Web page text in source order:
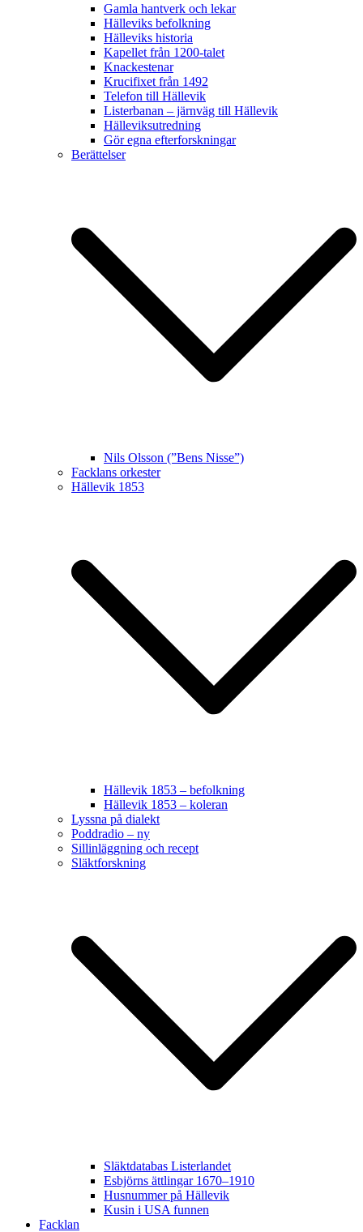
Gamla hantverk och lekar
Hälleviks befolkning
Hälleviks historia
Kapellet från 1200-talet
Knackestenar
Krucifixet från 1492
Telefon till Hällevik
Listerbanan – järnväg till Hällevik
Hälleviksutredning
Gör egna efterforskningar
Berättelser
Nils Olsson (”Bens Nisse”)
Facklans orkester
Hällevik 1853
Hällevik 1853 – befolkning
Hällevik 1853 – koleran
Lyssna på dialekt
Poddradio – ny
Sillinläggning och recept
Släktforskning
Släktdatabas Listerlandet
Esbjörns ättlingar 1670–1910
Husnummer på Hällevik
Kusin i USA funnen
Facklan